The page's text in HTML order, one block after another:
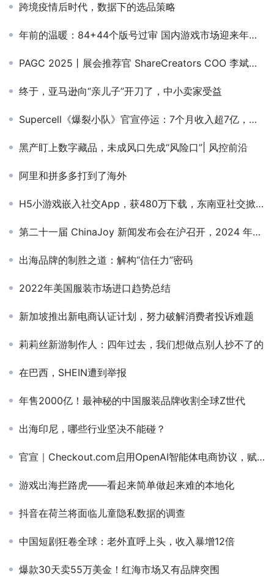
跨境疫情后时代，数据下的选品策略
年前的温暖：84+44个版号过审 国内游戏市场迎来年终狂欢
PAGC 2025丨展会推荐官 ShareCreators COO 李斌、帝视科技 CEO 高钦泉、酷麦科技 副总裁 何壬秀 邀您参与万人出海展会
终于，亚马逊向“亲儿子”开刀了，中小卖家受益
Supercell《爆裂小队》官宣停运：7个月收入超7亿，仍然被砍
黑产盯上数字藏品，未成风口先成“风险口”| 风控前沿
阿里和拼多多打到了海外
H5小游戏嵌入社交App，获480万下载，东南亚社交掀起“复古潮”
第二十一届 ChinaJoy 新闻发布会在沪召开，2024 年展会精彩内容大剧透！
出海品牌的制胜之道：解构“信任力”密码
2022年美国服装市场进口趋势总结
新加坡推出新电商认证计划，努力破解消费者投诉难题
莉莉丝新游制作人：四年过去，我们想做点别人抄不了的
在巴西，SHEIN遭到举报
年售2000亿！最神秘的中国服装品牌收割全球Z世代
出海印尼，哪些行业坚决不能碰？
官宣｜Checkout.com启用OpenAI智能体电商协议，赋能全球企业商户
游戏出海拦路虎——看起来简单做起来难的本地化
抖音在荷兰将面临儿童隐私数据的调查
中国短剧狂卷全球：老外直呼上头，收入暴增12倍
爆款30天卖55万美金！红海市场又有品牌突围